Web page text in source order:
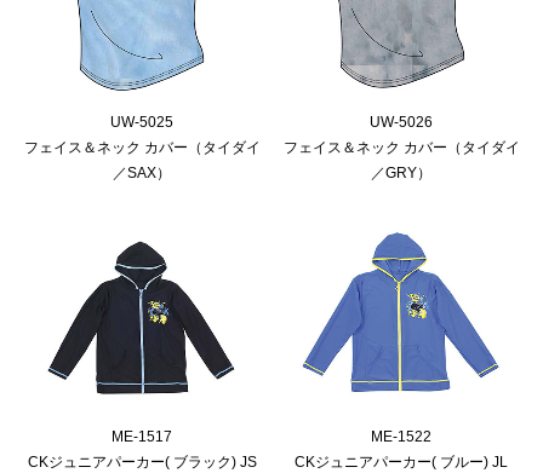
UW-5025
フェイス＆ネック カバー（タイダイ
／SAX）
UW-5026
フェイス＆ネック カバー（タイダイ
／GRY）
ME-1517
CKジュニアパーカー( ブラック) JS
ME-1522
CKジュニアパーカー( ブルー) JL